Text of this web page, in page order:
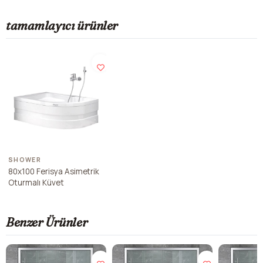
tamamlayıcı ürünler
SHOWER
80x100 Ferisya Asimetrik
Oturmalı Küvet
Benzer Ürünler